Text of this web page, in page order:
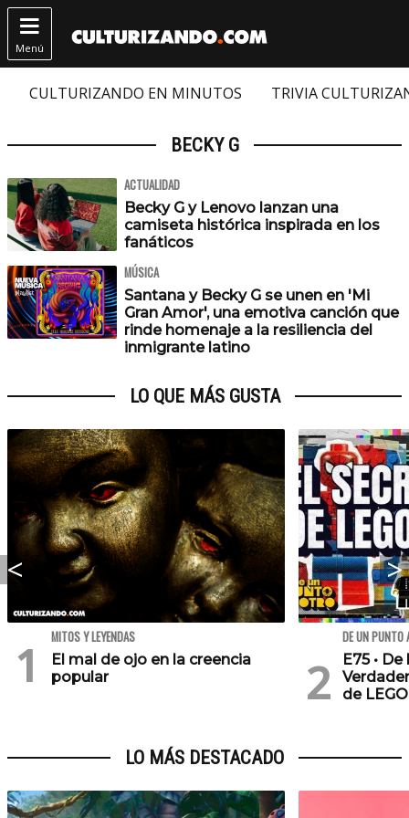

Menú
CULTURIZANDO EN MINUTOS TRIVIA
BECKY G
ACTUALIDAD
Becky G y Lenovo lanzan una
camiseta histórica inspirada en los
fanáticos
MÚSICA
Santana y Becky G se unen en 'Mi
Gran Amor', una emotiva canción que
rinde homenaje a la resiliencia del
inmigrante latino
LO QUE MÁS GUSTA
MITOS Y LEYENDAS
El mal de ojo en la creencia
popular
DE UN PUNTO
E75 •
de
LO MÁS DESTACADO